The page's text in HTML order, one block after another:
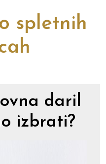
spletnih
daril
izbrati?